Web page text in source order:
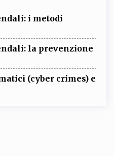
i metodi
la prevenzione
(cyber crimes) e